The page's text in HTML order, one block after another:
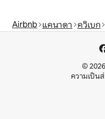
Airbnb แคนาดา ควิเบก
©
ความเป็น